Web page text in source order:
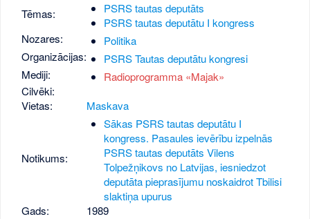
Tēmas:
PSRS tautas deputāts
PSRS tautas deputātu I kongress
Nozares:
Politika
Organizācijas:
PSRS Tautas deputātu kongresi
Mediji:
Radioprogramma «Majak»
Cilvēki:
Vietas:
Maskava
Notikums:
Sākas PSRS tautas deputātu I
kongress. Pasaules ievērību izpelnās
PSRS tautas deputāts Vilens
Tolpežņikovs no Latvijas, iesniedzot
deputāta pieprasījumu noskaidrot Tbilisi
slaktiņa upurus
Gads:
1989